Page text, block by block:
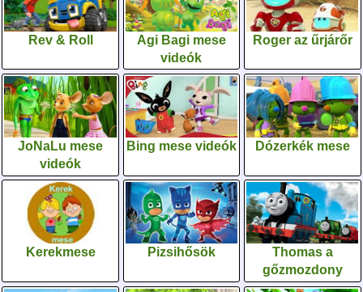
Rev & Roll
Agi Bagi mese
videók
Roger az űrjárőr
JoNaLu mese
videók
Bing mese videók Dózerkék mese
Kerekmese Pizsihősök
Thomas a
gőzmozdony